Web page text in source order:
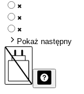
Pokaż następny